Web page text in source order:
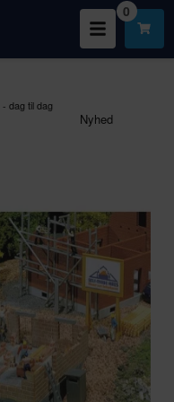
0
- dag til dag
Nyhed